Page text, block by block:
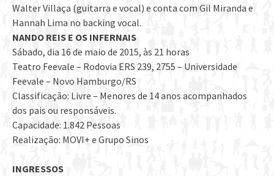
Walter Villaça (guitarra e vocal) e conta com Gil Miranda e
Hannah Lima no backing vocal.
NANDO REIS E OS INFERNAIS
Sábado, dia 16 de maio de 2015, às 21 horas
Teatro Feevale – Rodovia ERS 239, 2755 – Universidade
Feevale – Novo Hamburgo/RS
Classificação: Livre – Menores de 14 anos acompanhados
dos pais ou responsáveis.
Capacidade: 1.842 Pessoas
Realização: MOVI+ e Grupo Sinos
INGRESSOS